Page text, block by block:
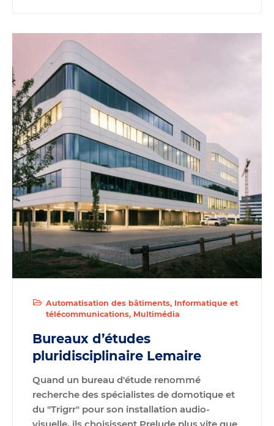
Automatisation des bâtiments Informatique et
télécommunications Multimédia
Bureaux d’études
pluridisciplinaire Lemaire
Quand un bureau d'étude renommé
recherche des spécialistes de domotique et
du "Trigrr" pour son installation audio-